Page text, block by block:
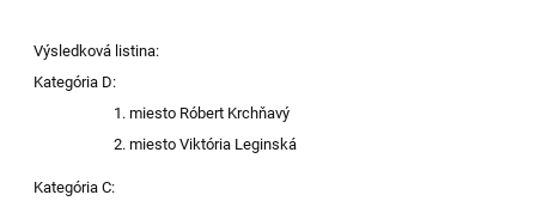
Výsledková listina:
Kategória D:
miesto Róbert Krchňavý
miesto Viktória Leginská
Kategória C: